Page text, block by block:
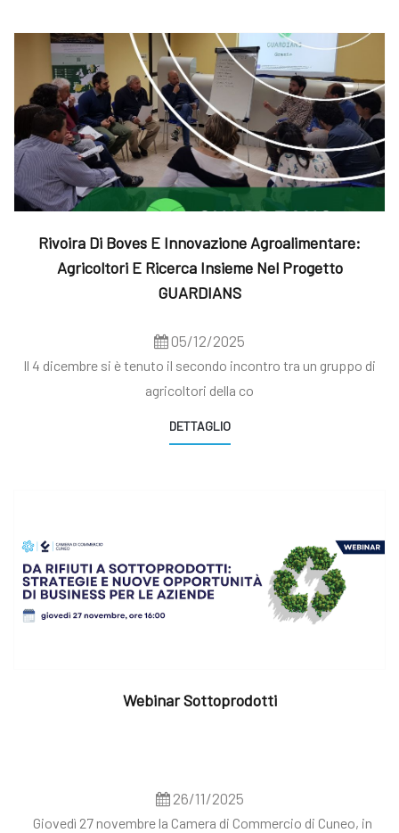
Rivoira Di Boves E Innovazione Agroalimentare:
Agricoltori E Ricerca Insieme Nel Progetto
GUARDIANS
05/12/2025
Il 4 dicembre si è tenuto il secondo incontro tra un gruppo di
agricoltori della co
DETTAGLIO
Webinar Sottoprodotti
26/11/2025
Giovedì 27 novembre la Camera di Commercio di Cuneo, in